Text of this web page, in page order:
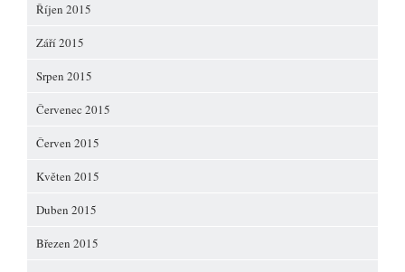
Říjen 2015
Září 2015
Srpen 2015
Červenec 2015
Červen 2015
Květen 2015
Duben 2015
Březen 2015